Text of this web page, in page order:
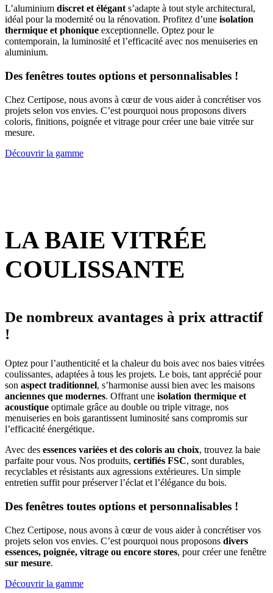
L’aluminium discret et élégant s’adapte à tout style architectural,
idéal pour la modernité ou la rénovation. Profitez d’une isolation
thermique et phonique exceptionnelle. Optez pour le
contemporain, la luminosité et l’efficacité avec nos menuiseries en
aluminium.
Des fenêtres toutes options et personnalisables !
Chez Certipose, nous avons à cœur de vous aider à concrétiser vos
projets selon vos envies. C’est pourquoi nous proposons divers
coloris, finitions, poignée et vitrage pour créer une baie vitrée sur
mesure.
Découvrir la gamme
LA BAIE VITRÉE
COULISSANTE
De nombreux avantages à prix attractif
!
Optez pour l’authenticité et la chaleur du bois avec nos baies vitrées
coulissantes, adaptées à tous les projets. Le bois, tant apprécié pour
son aspect traditionnel, s’harmonise aussi bien avec les maisons
anciennes que modernes. Offrant une isolation thermique et
acoustique optimale grâce au double ou triple vitrage, nos
menuiseries en bois garantissent luminosité sans compromis sur
l’efficacité énergétique.
Avec des essences variées et des coloris au choix, trouvez la baie
parfaite pour vous. Nos produits, certifiés FSC, sont durables,
recyclables et résistants aux agressions extérieures. Un simple
entretien suffit pour préserver l’éclat et l’élégance du bois.
Des fenêtres toutes options et personnalisables !
Chez Certipose, nous avons à cœur de vous aider à concrétiser vos
projets selon vos envies. C’est pourquoi nous proposons divers
essences, poignée, vitrage ou encore stores, pour créer une fenêtre
sur mesure.
Découvrir la gamme